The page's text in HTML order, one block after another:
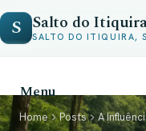
S Salto do
SALTO DO ITIQUIRA,
Menu
Home Posts A